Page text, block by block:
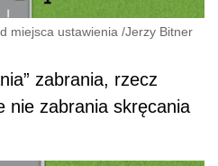
miejsca ustawienia /Jerzy Bitner
zabrania, rzecz
nie zabrania skręcania